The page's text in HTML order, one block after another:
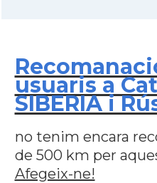
usuaris a
SIBERIA i
no tenim encara
de 500 km per
Afegeix-ne!